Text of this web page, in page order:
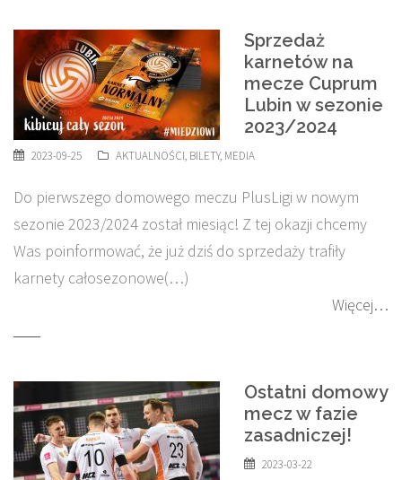
Sprzedaż
karnetów na
mecze Cuprum
Lubin w sezonie
2023/2024
2023-09-25 AKTUALNOŚCI, BILETY, MEDIA
Do pierwszego domowego meczu PlusLigi w nowym
sezonie 2023/2024 został miesiąc! Z tej okazji chcemy
Was poinformować, że już dziś do sprzedaży trafiły
karnety całosezonowe(…)
Więcej…
Ostatni domowy
mecz w fazie
zasadniczej!
2023-03-22